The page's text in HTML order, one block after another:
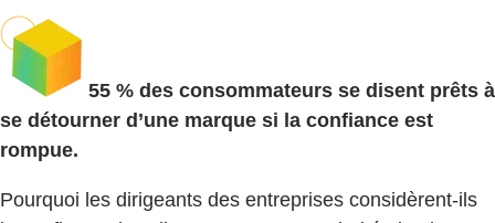
55 % des consommateurs se disent prêts à
se détourner d’une marque si la confiance est
rompue.
Pourquoi les dirigeants des entreprises considèrent-ils